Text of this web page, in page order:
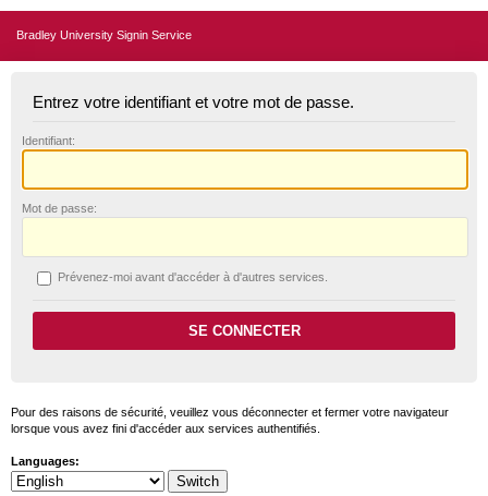
Bradley University Signin Service
Entrez votre identifiant et votre mot de passe.
Identifiant:
Mot de passe:
Prévenez-moi avant d'accéder à d'autres services.
Pour des raisons de sécurité, veuillez vous déconnecter et fermer votre navigateur
lorsque vous avez fini d'accéder aux services authentifiés.
Languages: